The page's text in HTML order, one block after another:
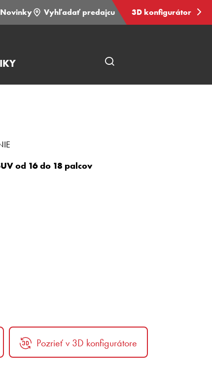
Novinky Vyhľadať predajcu 3D konfigurátor
od 16 do 18 palcov
Pozrieť v 3D konfigurátore